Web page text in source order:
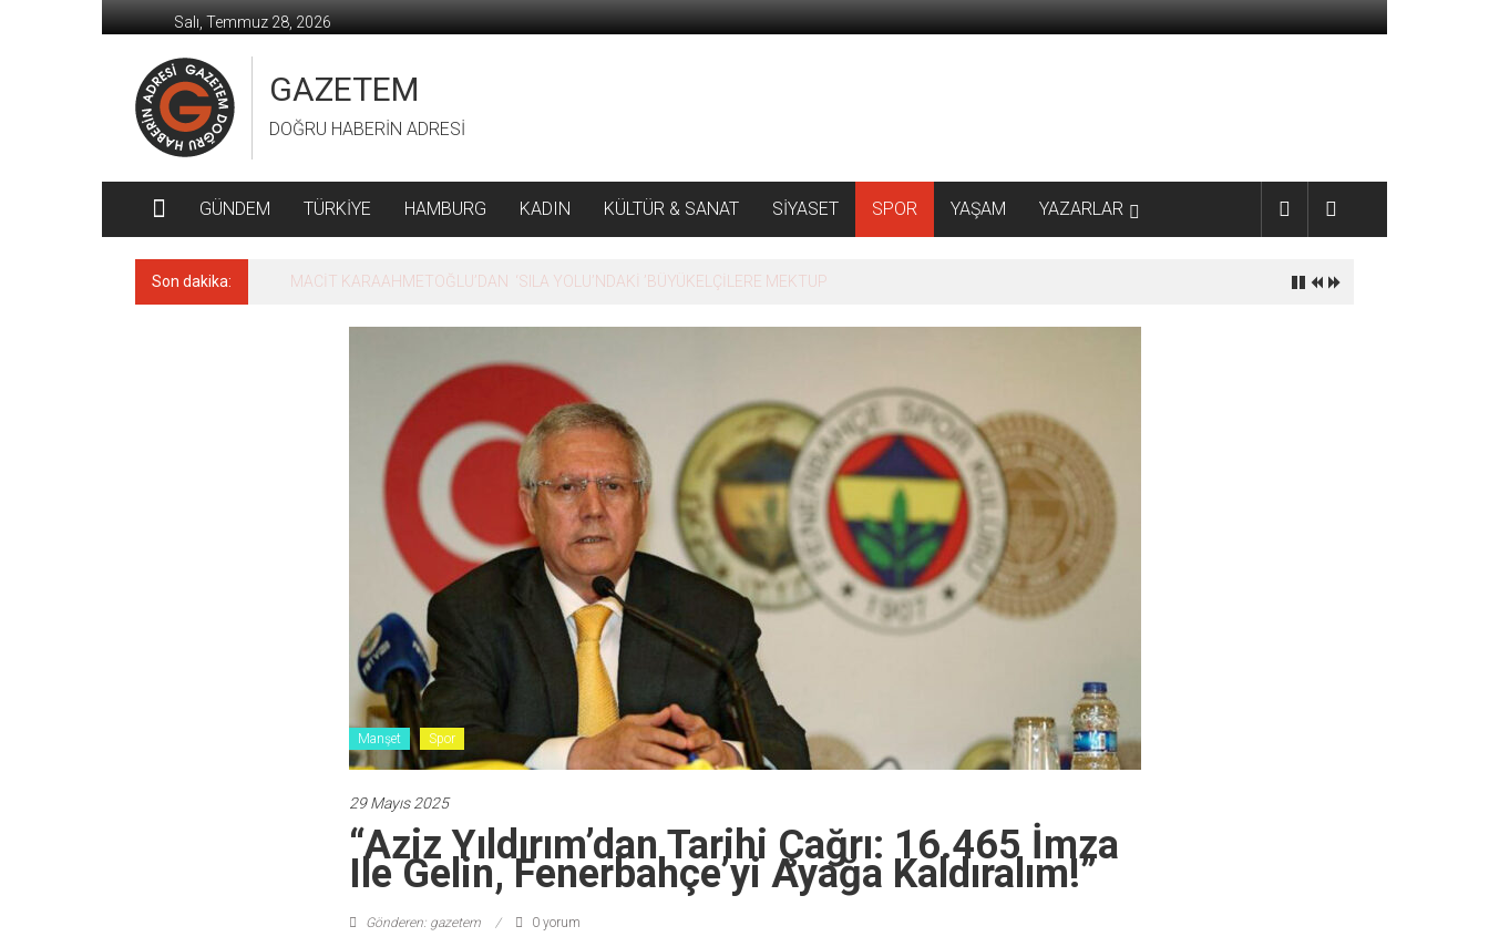
geç
Salı, Temmuz 28, 2026
GAZETEM
DOĞRU HABERİN ADRESİ
GÜNDEM TÜRKİYE HAMBURG KADIN KÜLTÜR & SANAT SİYASET SPOR YAŞAM YAZARLAR
Son dakika: MACİT KARAAHMETOĞLU’DAN ‘SILA YOLU’NDAKİ ’BÜYÜKELÇİLERE MEKTUP
Manşet Spor
29 Mayıs 2025
“Aziz Yıldırım’dan Tarihi Çağrı: 16.465 İmza
Ile Gelin, Fenerbahçe’yi Ayağa Kaldıralım!”
Gönderen: gazetem 0 yorum